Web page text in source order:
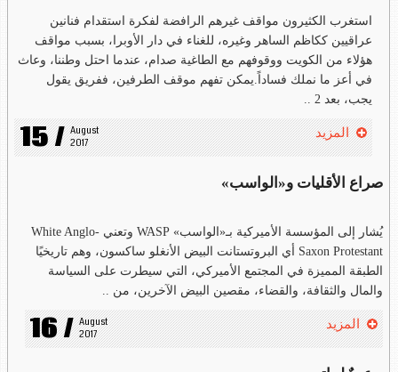
استغرب الكثيرون مواقف غيرهم الرافضة لفكرة استقدام فنانين
عراقيين ككاظم الساهر وغيره، للغناء في دار الأوبرا، بسبب مواقف
هؤلاء من الكويت ووقوفهم مع الطاغية صدام، عندما احتل وطننا، وعاث
في أعز ما نملك فساداً.يمكن تفهم موقف الطرفين، ففريق يقول
يجب، بعد 2 ..
15 / August
2017
المزيد
صراع الأقليات و«الواسب»
يُشار إلى المؤسسة الأميركية بـ«الواسب» WASP وتعني White Anglo-
Saxon Protestant أي البروتستانت البيض الأنغلو ساكسون، وهم تاريخيًا
الطبقة المميزة في المجتمع الأميركي، التي سيطرت على السياسة
والمال والثقافة، والقضاء، مقصين البيض الآخرين، من ..
16 / August
2017
المزيد